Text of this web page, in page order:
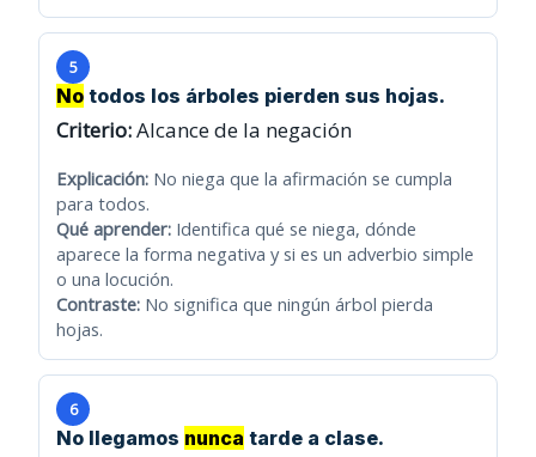
5
No todos los árboles pierden sus hojas.
Criterio:Alcance de la negación
Explicación: No niega que la afirmación se cumpla
para todos.
Qué aprender: Identifica qué se niega, dónde
aparece la forma negativa y si es un adverbio simple
o una locución.
Contraste: No significa que ningún árbol pierda
hojas.
6
No llegamos nunca tarde a clase.